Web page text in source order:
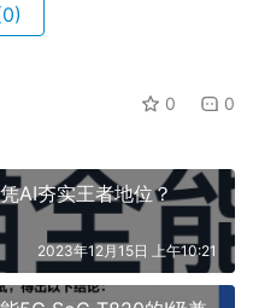
0 0
AI夯实王者地位？
2023年12月15日 上午10:21